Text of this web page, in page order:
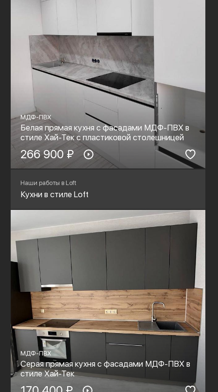
МДФ-ПВХ
Белая прямая кухня с фасадами МДФ-ПВХ в
стиле Хай-Тек с пластиковой столешницей
266 900 ₽
Наши работы в Loft
Кухни в стиле Loft
МДФ-ПВХ
Серая прямая кухня с фасадами МДФ-ПВХ в
стиле Хай-Тек